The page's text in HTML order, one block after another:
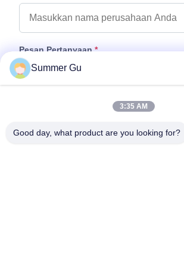
Pesan Pertanyaan *
Summer Gu
3:35 AM
Good day, what product are you looking for?